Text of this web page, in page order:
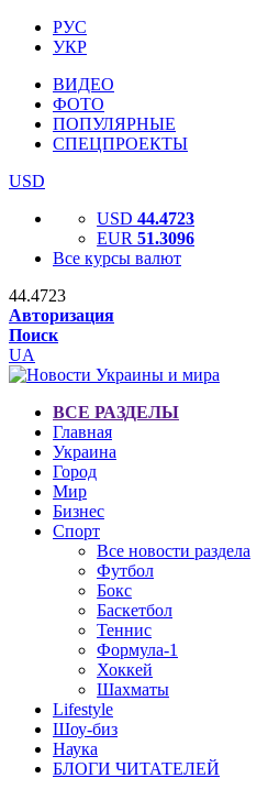
РУС
УКР
ВИДЕО
ФОТО
ПОПУЛЯРНЫЕ
СПЕЦПРОЕКТЫ
USD
USD 44.4723
EUR 51.3096
Все курсы валют
44.4723
Авторизация
Поиск
UA
ВСЕ РАЗДЕЛЫ
Главная
Украина
Город
Мир
Бизнес
Спорт
Все новости раздела
Футбол
Бокс
Баскетбол
Теннис
Формула-1
Хоккей
Шахматы
Lifestyle
Шоу-биз
Наука
БЛОГИ ЧИТАТЕЛЕЙ